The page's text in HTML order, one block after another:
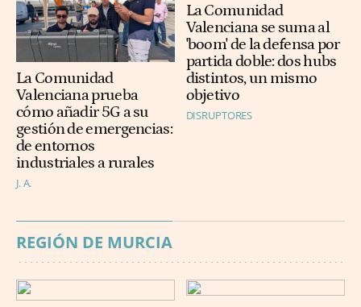
La Comunidad
Valenciana prueba
cómo añadir 5G a su
gestión de emergencias:
de entornos
industriales a rurales
J. A.
La Comunidad
Valenciana se suma al
'boom' de la defensa por
partida doble: dos hubs
distintos, un mismo
objetivo
DISRUPTORES
REGIÓN DE MURCIA